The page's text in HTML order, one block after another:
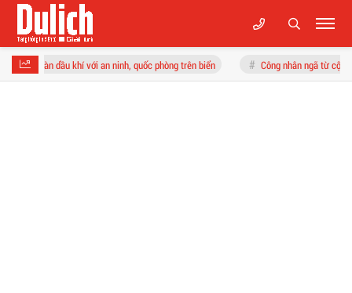
an ninh, quốc phòng trên biển Công nhân ngã từ cột điện xuống đất tử